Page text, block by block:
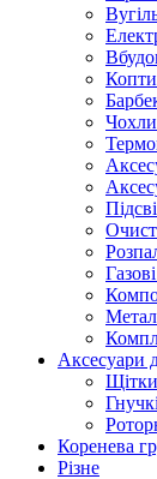
Чохли
Аксесуари
Коренева
Різне